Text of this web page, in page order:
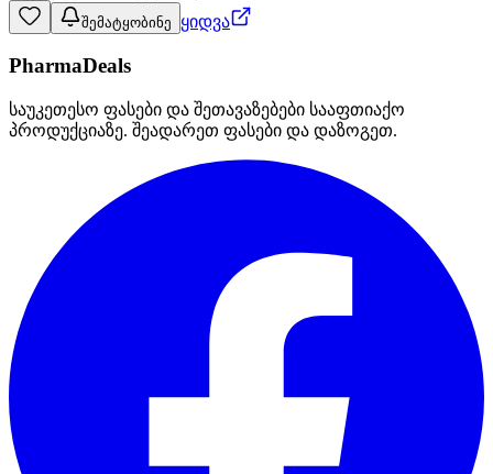
შემატყობინე ყიდვა
PharmaDeals
საუკეთესო ფასები და შეთავაზებები სააფთიაქო
პროდუქციაზე. შეადარეთ ფასები და დაზოგეთ.